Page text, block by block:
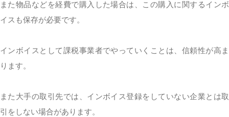
また物品などを経費で購入した場合は、この購入に関するインボ
イスも保存が必要です。
インボイスとして課税事業者でやっていくことは、信頼性が高ま
ります。
また大手の取引先では、インボイス登録をしていない企業とは取
引をしない場合があります。